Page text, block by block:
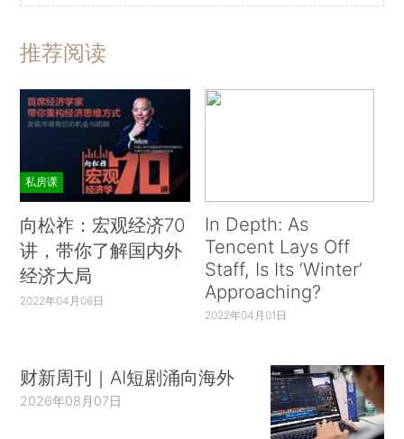
推荐阅读
私房课
向松祚：宏观经济70
讲，带你了解国内外
经济大局
2022年04月06日
In Depth: As
Tencent Lays Off
Staff, Is Its ‘Winter’
Approaching?
2022年04月01日
财新周刊｜AI短剧涌向海外
2026年08月07日